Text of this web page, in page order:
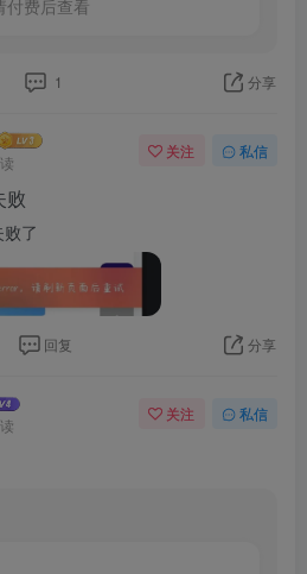
付费后查看
1 分享
关注 私信
败
了
回复 分享
关注 私信